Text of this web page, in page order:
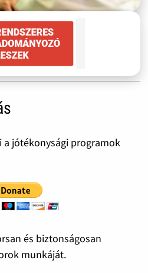
a jótékonysági programok
és biztonságosan
munkáját.